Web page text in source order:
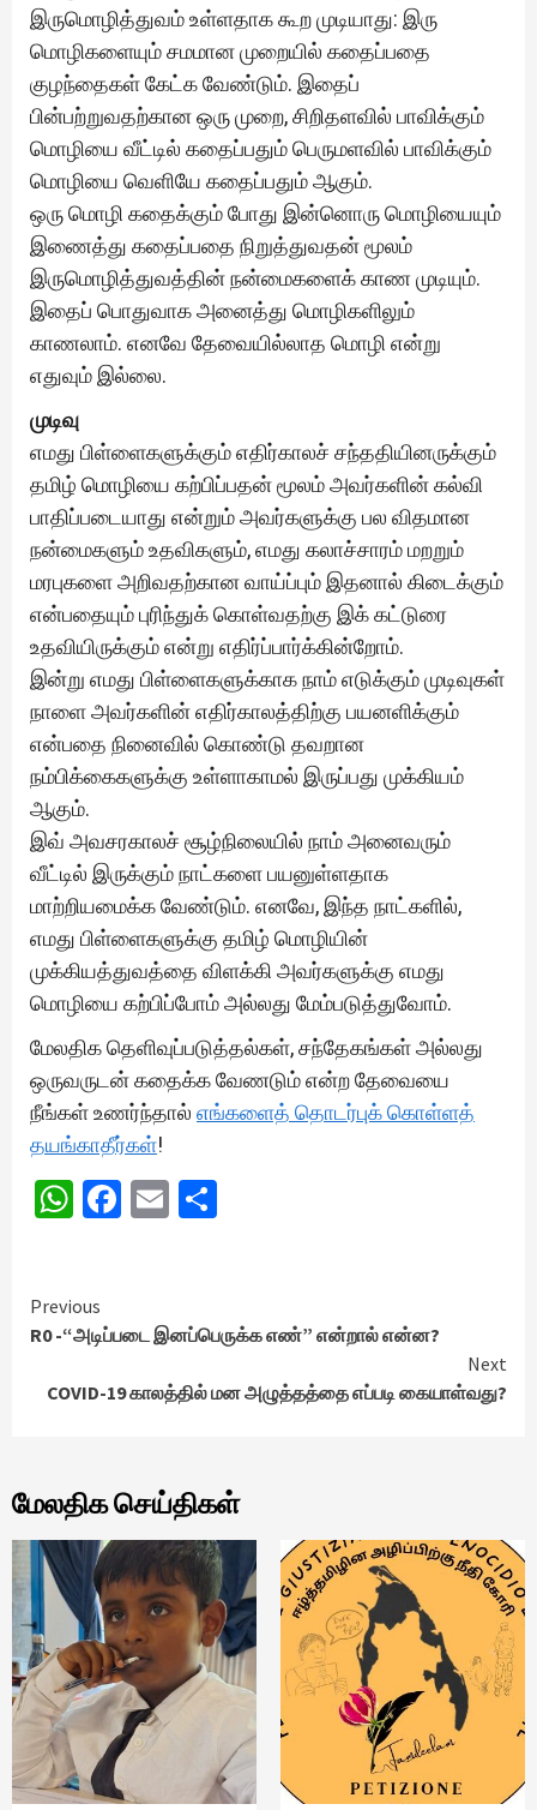
இருமொழித்துவம் உள்ளதாக கூற முடியாது: இரு
மொழிகளையும் சமமான முறையில் கதைப்பதை
குழந்தைகள் கேட்க வேண்டும். இதைப்
பின்பற்றுவதற்கான ஒரு முறை, சிறிதளவில் பாவிக்கும்
மொழியை வீட்டில் கதைப்பதும் பெருமளவில் பாவிக்கும்
மொழியை வெளியே கதைப்பதும் ஆகும்.
ஒரு மொழி கதைக்கும் போது இன்னொரு மொழியையும்
இணைத்து கதைப்பதை நிறுத்துவதன் மூலம்
இருமொழித்துவத்தின் நன்மைகளைக் காண முடியும்.
இதைப் பொதுவாக அனைத்து மொழிகளிலும்
காணலாம். எனவே தேவையில்லாத மொழி என்று
எதுவும் இல்லை.
முடிவு
எமது பிள்ளைகளுக்கும் எதிர்காலச் சந்ததியினருக்கும்
தமிழ் மொழியை கற்பிப்பதன் மூலம் அவர்களின் கல்வி
பாதிப்படையாது என்றும் அவர்களுக்கு பல விதமான
நன்மைகளும் உதவிகளும், எமது கலாச்சாரம் மறறும்
மரபுகளை அறிவதற்கான வாய்ப்பும் இதனால் கிடைக்கும்
என்பதையும் புரிந்துக் கொள்வதற்கு இக் கட்டுரை
உதவியிருக்கும் என்று எதிர்ப்பார்க்கின்றோம்.
இன்று எமது பிள்ளைகளுக்காக நாம் எடுக்கும் முடிவுகள்
நாளை அவர்களின் எதிர்காலத்திற்கு பயனளிக்கும்
என்பதை நினைவில் கொண்டு தவறான
நம்பிக்கைகளுக்கு உள்ளாகாமல் இருப்பது முக்கியம்
ஆகும்.
இவ் அவசரகாலச் சூழ்நிலையில் நாம் அனைவரும்
வீட்டில் இருக்கும் நாட்களை பயனுள்ளதாக
மாற்றியமைக்க வேண்டும். எனவே, இந்த நாட்களில்,
எமது பிள்ளைகளுக்கு தமிழ் மொழியின்
முக்கியத்துவத்தை விளக்கி அவர்களுக்கு எமது
மொழியை கற்பிப்போம் அல்லது மேம்படுத்துவோம்.
மேலதிக தெளிவுப்படுத்தல்கள், சந்தேகங்கள் அல்லது
ஒருவருடன் கதைக்க வேணடும் என்ற தேவையை
நீங்கள் உணர்ந்தால் எங்களைத் தொடர்புக் கொள்ளத்
தயங்காதீர்கள்!
WhatsApp
Facebook
Email
Continue
Reading
Previous
R0 -“அடிப்படை இனப்பெருக்க எண்” என்றால் என்ன?
Next
COVID-19 காலத்தில் மன அழுத்தத்தை எப்படி கையாள்வது?
மேலதிக செய்திகள்